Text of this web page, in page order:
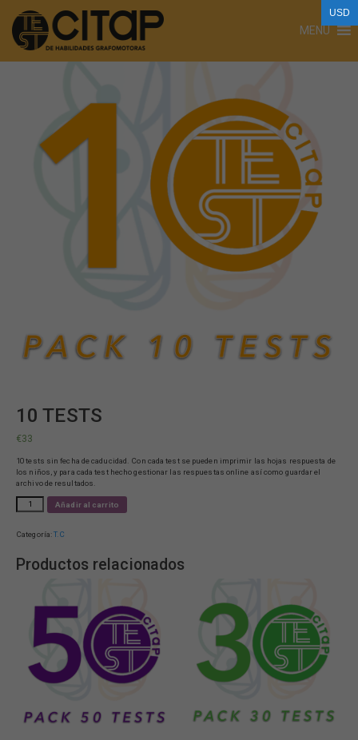
MENU
10 TESTS
€33
10 tests sin fecha de caducidad. Con cada test se pueden imprimir las hojas respuesta de
los niños, y para cada test hecho gestionar las respuestas online así como guardar el
archivo de resultados.
TESTS
Añadir al carrito
Categoría:T.C
Productos relacionados
USD